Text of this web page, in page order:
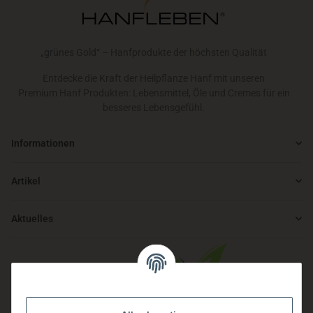
Informationen
Artikel
Aktuelles